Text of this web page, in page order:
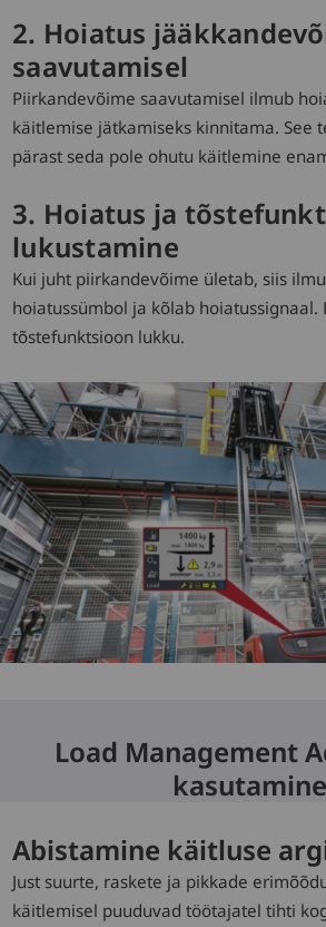
2. Hoiatus
saavutamisel
Piirkandevõime saavutamisel ilmub
käitlemise jätkamiseks kinnitama. See
pärast seda pole ohutu käitlemine
3. Hoiatus ja
lukustamine
Kui juht piirkandevõime ületab, siis
hoiatussümbol ja kõlab hoiatussignaal.
tõstefunktsioon lukku.
Load Management
kasutamine
Abistamine käitluse
Just suurte, raskete ja pikkade
käitlemisel puuduvad töötajatel tihti